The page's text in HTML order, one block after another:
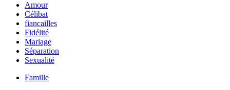
Amour
Célibat
fiancailles
Fidélité
Mariage
Séparation
Sexualité
Famille